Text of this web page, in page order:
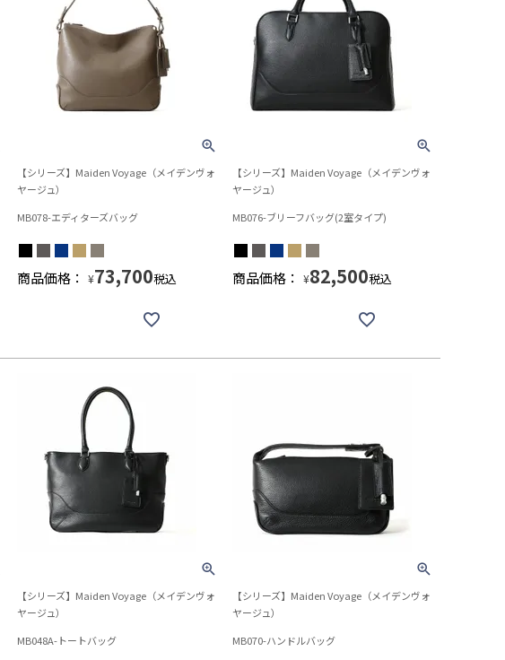
【シリーズ】Maiden Voyage（メイデンヴォ
ヤージュ）
MB078-エディターズバッグ
商品価格： ¥73,700税込
【シリーズ】Maiden Voyage（メイデンヴォ
ヤージュ）
MB076-ブリーフバッグ(2室タイプ)
商品価格： ¥82,500税込
【シリーズ】Maiden Voyage（メイデンヴォ
ヤージュ）
MB048A-トートバッグ
【シリーズ】Maiden Voyage（メイデンヴォ
ヤージュ）
MB070-ハンドルバッグ